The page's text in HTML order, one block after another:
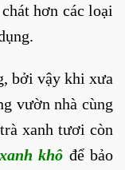
hơn các loại
bởi vậy khi xưa
vườn nhà cùng
xanh tươi còn
khô để bảo